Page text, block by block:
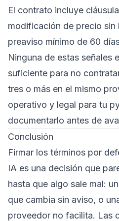
El contrato incluye
modificación de precio sin
preaviso mínimo de 60
Ninguna de estas señales
suficiente para no
tres o más en el mismo
operativo y legal para tu
documentarlo antes de
Conclusión
Firmar los términos por
IA es una decisión que
hasta que algo sale mal:
que cambia sin aviso, o
proveedor no facilita. Las